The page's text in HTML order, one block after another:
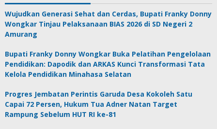
Wujudkan Generasi Sehat dan Cerdas, Bupati Franky Donny
Wongkar Tinjau Pelaksanaan BIAS 2026 di SD Negeri 2
Amurang
Bupati Franky Donny Wongkar Buka Pelatihan Pengelolaan
Pendidikan: Dapodik dan ARKAS Kunci Transformasi Tata
Kelola Pendidikan Minahasa Selatan
Progres Jembatan Perintis Garuda Desa Kokoleh Satu
Capai 72 Persen, Hukum Tua Adner Natan Target
Rampung Sebelum HUT RI ke-81